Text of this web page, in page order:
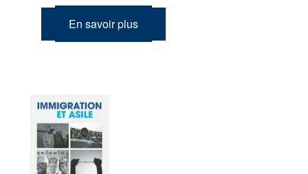
En savoir plus